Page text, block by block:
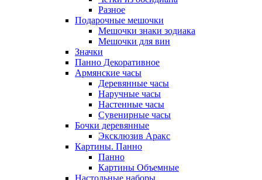
Разное
Подарочные мешочки
Мешочки знаки зодиака
Мешочки для вин
Значки
Панно Декоративное
Армянские часы
Деревянные часы
Наручные часы
Настенные часы
Сувенирные часы
Бочки деревянные
Эксклюзив Аракс
Картины. Панно
Панно
Картины Объемные
Настольные наборы